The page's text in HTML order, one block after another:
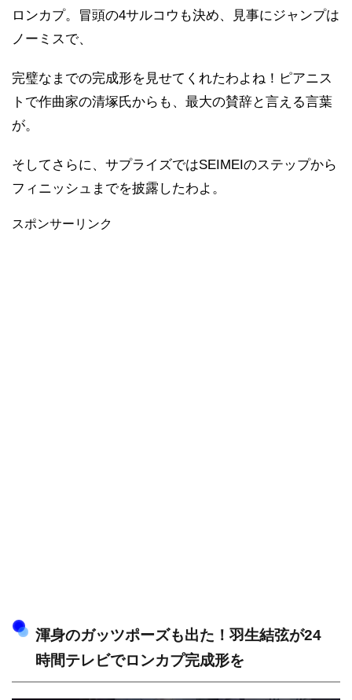
ロンカプ。冒頭の4サルコウも決め、見事にジャンプは
ノーミスで、
完璧なまでの完成形を見せてくれたわよね！ピアニス
トで作曲家の清塚氏からも、最大の賛辞と言える言葉
が。
そしてさらに、サプライズではSEIMEIのステップから
フィニッシュまでを披露したわよ。
スポンサーリンク
渾身のガッツポーズも出た！羽生結弦が24
時間テレビでロンカプ完成形を